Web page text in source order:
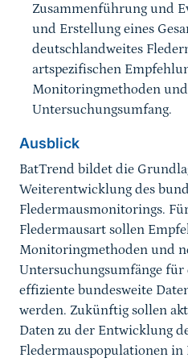
Zusammenführung und
und Erstellung eines
deutschlandweites
artspezifischen
Monitoringmethoden
Untersuchungsumfang.
Ausblick
BatTrend bildet die
Weiterentwicklung des
Fledermausmonitorings.
Fledermausart sollen
Monitoringmethoden und
Untersuchungsumfänge
effiziente bundesweite
werden. Zukünftig sollen
Daten zu der Entwicklung
Fledermauspopulationen in